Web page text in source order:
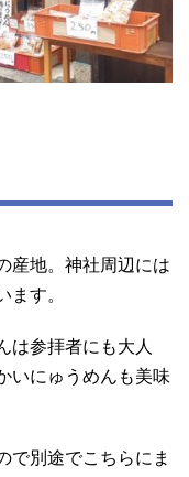
産地。神社周辺には
ます。
は参拝者にも大人
いにゅうめんも美味
で別途でこちらにま